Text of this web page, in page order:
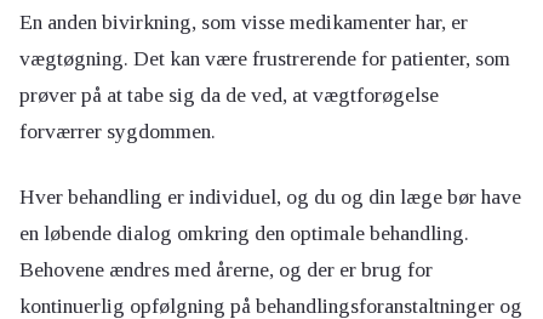
En anden bivirkning, som visse medikamenter har, er
vægtøgning. Det kan være frustrerende for patienter, som
prøver på at tabe sig da de ved, at vægtforøgelse
forværrer sygdommen.
Hver behandling er individuel, og du og din læge bør have
en løbende dialog omkring den optimale behandling.
Behovene ændres med årerne, og der er brug for
kontinuerlig opfølgning på behandlingsforanstaltninger og